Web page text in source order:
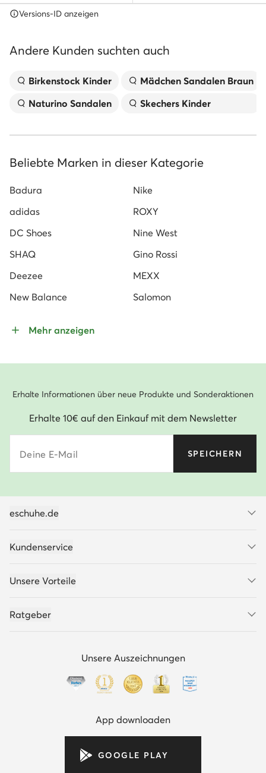
Versions-ID anzeigen
Andere Kunden suchten auch
Birkenstock Kinder
Naturino Sandalen
Mädchen Sandalen Braun
Skechers Kinder
Beliebte Marken in dieser Kategorie
Badura
Nike
adidas
ROXY
DC Shoes
Nine West
SHAQ
Gino Rossi
Deezee
MEXX
New Balance
Salomon
Mehr anzeigen
Erhalte Informationen über neue Produkte und Sonderaktionen
Erhalte 10€ auf den Einkauf mit dem Newsletter
Deine E-Mail SPEICHERN
eschuhe.de
Kundenservice
Unsere Vorteile
Ratgeber
Unsere Auszeichnungen
App downloaden
GOOGLE PLAY